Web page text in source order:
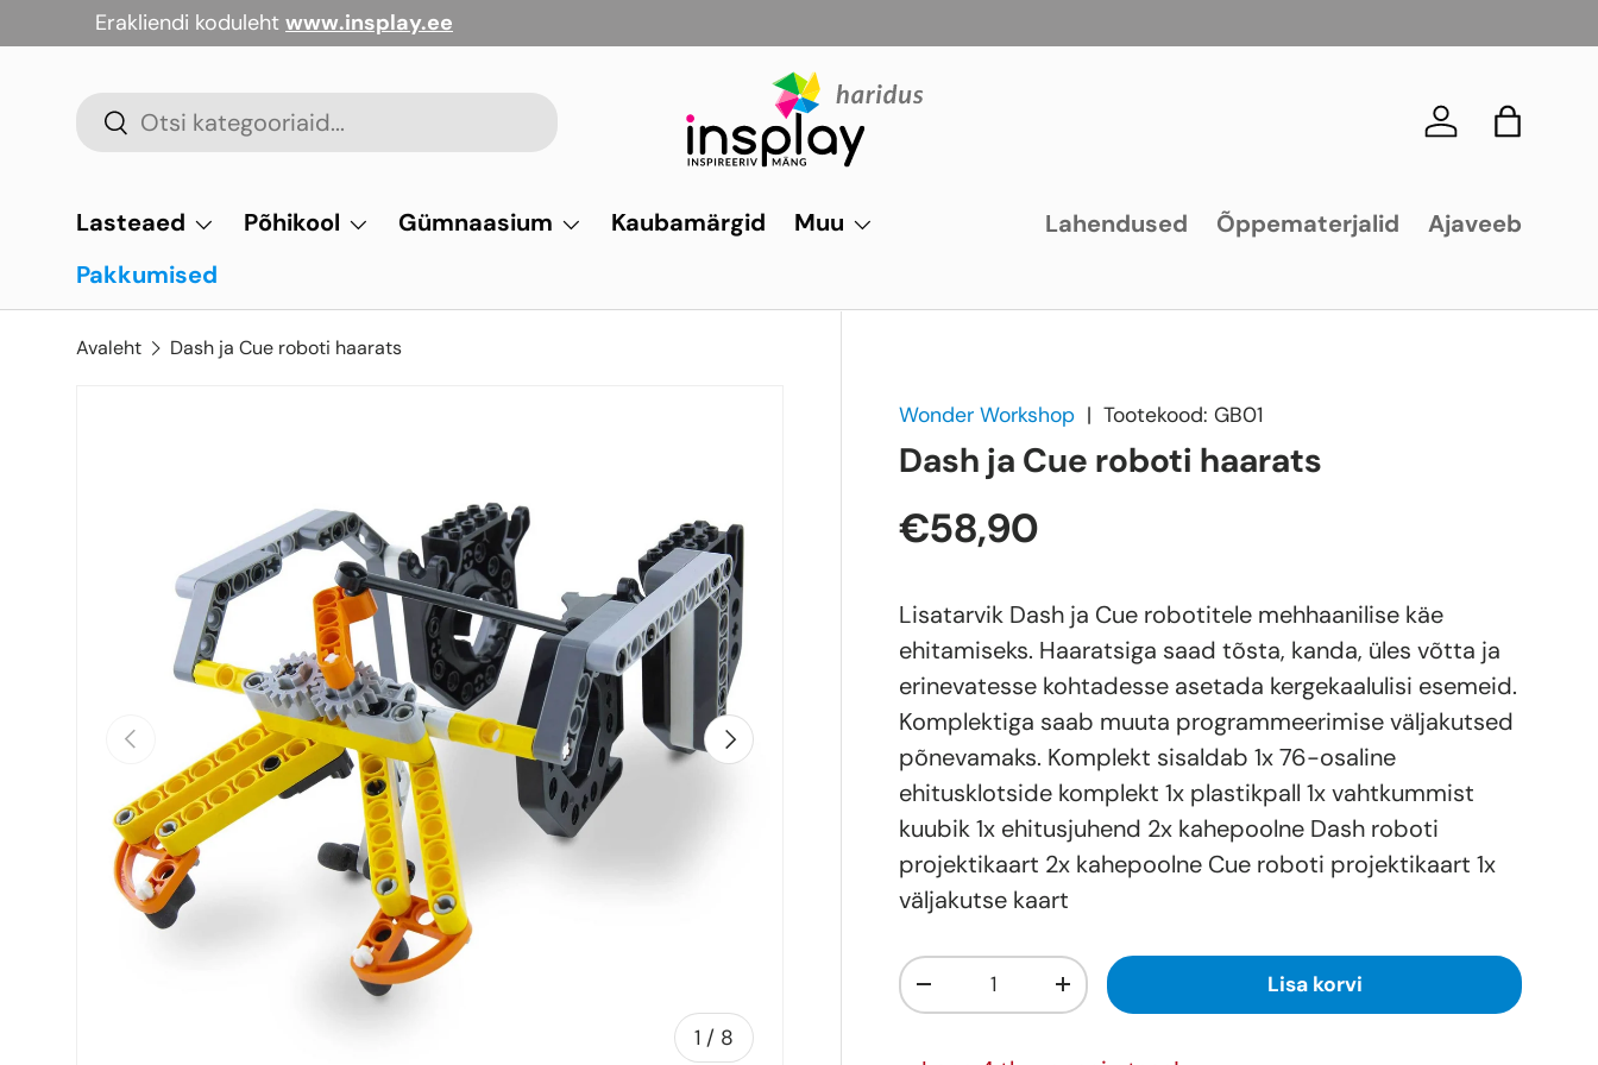
Jäta vahele
Erakliendi koduleht www.insplay.ee
Otsi
Otsi Logi sisse
Kott
Lasteaed Põhikool Gümnaasium Kaubamärgid
Muu
Pakkumised
Lahendused Õppematerjalid Ajaveeb
Avaleht Dash ja Cue roboti haarats
Eelmine
1 / of
8
Järgmine
Wonder Workshop |Tootekood: GB01
Dash ja Cue roboti haarats
€58,90
Lisatarvik Dash ja Cue robotitele mehhaanilise käe
ehitamiseks. Haaratsiga saad tõsta, kanda, üles võtta ja
erinevatesse kohtadesse asetada kergekaalulisi esemeid.
Komplektiga saab muuta programmeerimise väljakutsed
põnevamaks. Komplekt sisaldab 1x 76-osaline
ehitusklotside komplekt 1x plastikpall 1x vahtkummist
kuubik 1x ehitusjuhend 2x kahepoolne Dash roboti
projektikaart 2x kahepoolne Cue roboti projektikaart 1x
väljakutse kaart
Kogus
+ Lisa korvi